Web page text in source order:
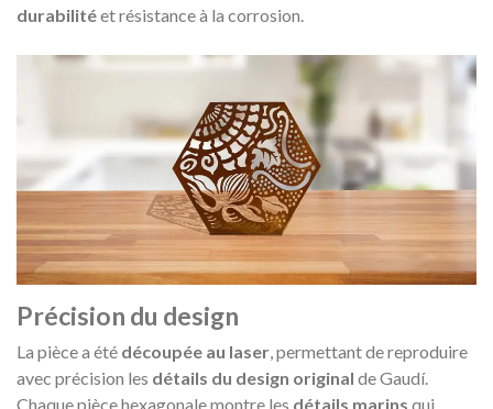
durabilitéet résistance à la corrosion.
Précision du design
La pièce a été découpée au laser, permettant de reproduire
avec précision les détails du design original de Gaudí.
Chaque pièce hexagonale montre les détails marins qui